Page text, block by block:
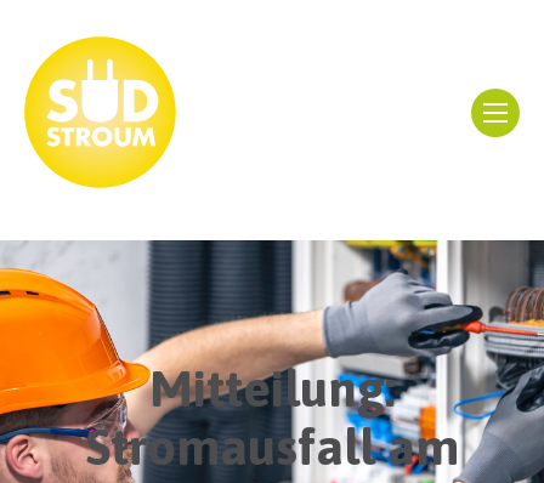
Mitteilung:
Stromausfall am